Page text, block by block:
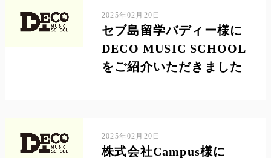
2025年02月20日
セブ島留学バディー様に
DECO MUSIC SCHOOL
をご紹介いただきました
2025年02月20日
株式会社Campus様に